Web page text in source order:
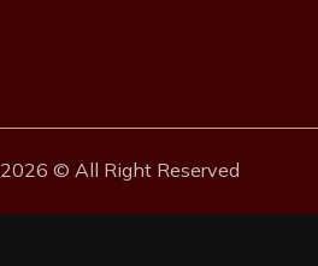
© All Right Reserved